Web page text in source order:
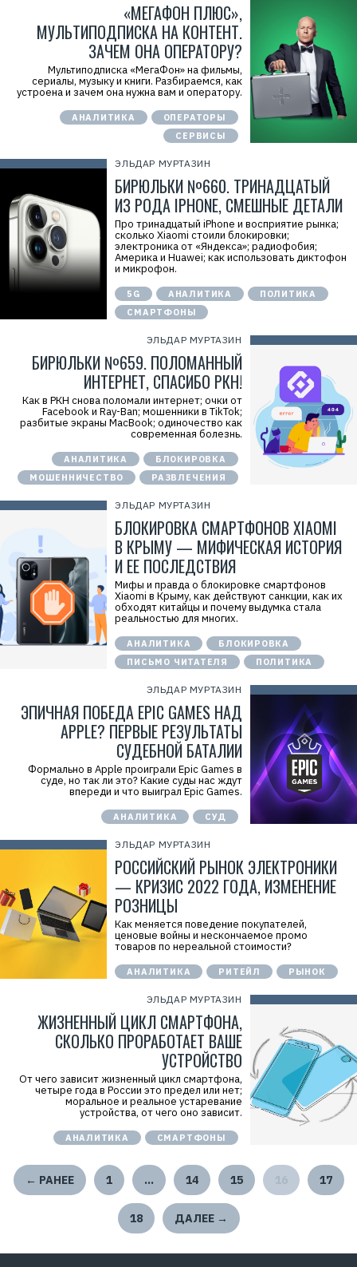
«МЕГАФОН ПЛЮС»,
МУЛЬТИПОДПИСКА НА КОНТЕНТ.
ЗАЧЕМ ОНА ОПЕРАТОРУ?
Мультиподписка «МегаФон» на фильмы,
сериалы, музыку и книги. Разбираемся, как
устроена и зачем она нужна вам и оператору.
АНАЛИТИКА
ОПЕРАТОРЫ
СЕРВИСЫ
ЭЛЬДАР МУРТАЗИН
БИРЮЛЬКИ №660. ТРИНАДЦАТЫЙ
ИЗ РОДА IPHONE, СМЕШНЫЕ ДЕТАЛИ
Про тринадцатый iPhone и восприятие рынка;
сколько Xiaomi стоили блокировки;
электроника от «Яндекса»; радиофобия;
Америка и Huawei; как использовать диктофон
и микрофон.
5G АНАЛИТИКА
ПОЛИТИКА
СМАРТФОНЫ
ЭЛЬДАР МУРТАЗИН
БИРЮЛЬКИ №659. ПОЛОМАННЫЙ
ИНТЕРНЕТ, СПАСИБО РКН!
Как в РКН снова поломали интернет; очки от
Facebook и Ray-Ban; мошенники в TikTok;
разбитые экраны MacBook; одиночество как
современная болезнь.
АНАЛИТИКА
БЛОКИРОВКА
МОШЕННИЧЕСТВО
РАЗВЛЕЧЕНИЯ
ЭЛЬДАР МУРТАЗИН
БЛОКИРОВКА СМАРТФОНОВ XIAOMI
В КРЫМУ — МИФИЧЕСКАЯ ИСТОРИЯ
И ЕЕ ПОСЛЕДСТВИЯ
Мифы и правда о блокировке смартфонов
Xiaomi в Крыму, как действуют санкции, как их
обходят китайцы и почему выдумка стала
реальностью для многих.
АНАЛИТИКА
БЛОКИРОВКА
ПИСЬМО ЧИТАТЕЛЯ
ПОЛИТИКА
ЭЛЬДАР МУРТАЗИН
ЭПИЧНАЯ ПОБЕДА EPIC GAMES НАД
APPLE? ПЕРВЫЕ РЕЗУЛЬТАТЫ
СУДЕБНОЙ БАТАЛИИ
Формально в Apple проиграли Epic Games в
суде, но так ли это? Какие суды нас ждут
впереди и что выиграл Epic Games.
АНАЛИТИКА СУД
ЭЛЬДАР МУРТАЗИН
РОССИЙСКИЙ РЫНОК ЭЛЕКТРОНИКИ
— КРИЗИС 2022 ГОДА, ИЗМЕНЕНИЕ
РОЗНИЦЫ
Как меняется поведение покупателей,
ценовые войны и нескончаемое промо
товаров по нереальной стоимости?
АНАЛИТИКА РИТЕЙЛ РЫНОК
ЭЛЬДАР МУРТАЗИН
ЖИЗНЕННЫЙ ЦИКЛ СМАРТФОНА,
СКОЛЬКО ПРОРАБОТАЕТ ВАШЕ
УСТРОЙСТВО
От чего зависит жизненный цикл смартфона,
четыре года в России это предел или нет;
моральное и реальное устаревание
устройства, от чего оно зависит.
АНАЛИТИКА СМАРТФОНЫ
← РАНЕЕ 1 … 14 15 17
18 ДАЛЕЕ →